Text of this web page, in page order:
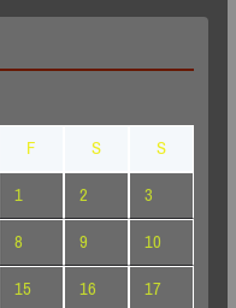
F S
S
1
2
3
8 9
10
15 16
17